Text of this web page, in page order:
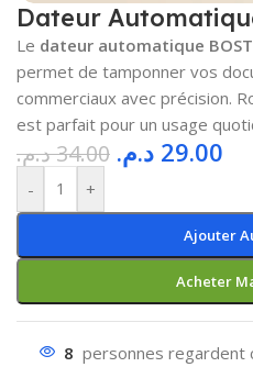
Dateur
Le dateur automatique
permet de tamponner vos
commerciaux avec précision.
est parfait pour un usage
34.00د.م. 29.00 د.م.
- +
Ajouter
Acheter
8 personnes regardent